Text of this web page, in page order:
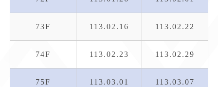
73F 113.02.16 113.02.22
74F 113.02.23 113.02.29
75F 113.03.01 113.03.07